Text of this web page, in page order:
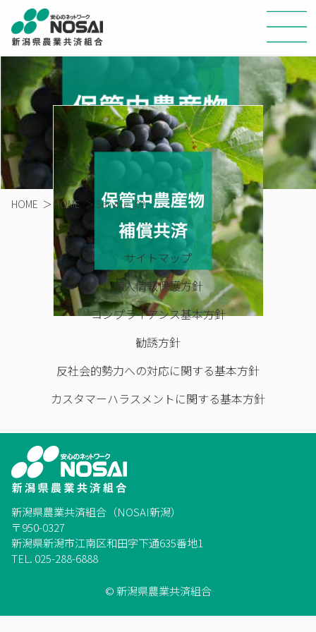
HOME ＞HOME ＞ Service_09
サイトマップ
個人情報保護方針
コンプライアンス基本方針
勧誘方針
反社会的勢力への対応に関する基本方針
カスタマーハラスメントに関する基本方針
新潟県農業共済組合（NOSAI新潟）
〒950-0327
新潟県新潟市江南区和田字下通635番地1
TEL. 025-288-6888
© 新潟県農業共済組合